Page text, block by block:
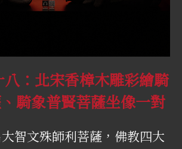
：北宋香樟木雕彩繪騎
騎象普賢菩薩坐像一對
智文殊師利菩薩，佛教四大